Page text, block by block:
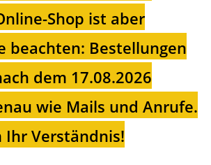
Shop ist aber
beachten: Bestellungen
dem 17.08.2026
wie Mails und Anrufe.
Verständnis!